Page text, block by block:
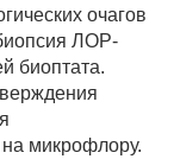
очагов
ЛОР-
биоптата.
на микрофлору.